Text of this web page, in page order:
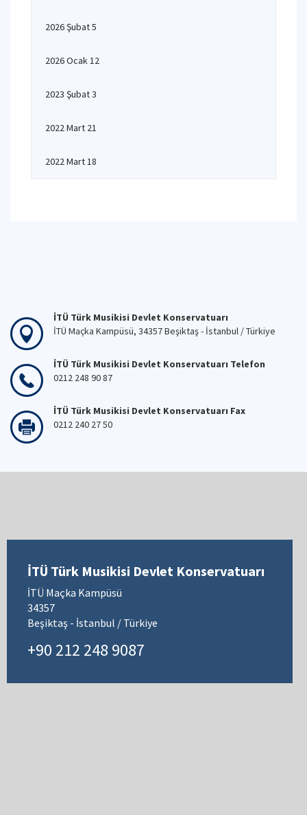
2026 Şubat 5
2026 Ocak 12
2023 Şubat 3
2022 Mart 21
2022 Mart 18
İTÜ Türk Musikisi Devlet Konservatuarı
İTÜ Maçka Kampüsü, 34357 Beşiktaş - İstanbul / Türkiye
İTÜ Türk Musikisi Devlet Konservatuarı Telefon
0212 248 90 87
İTÜ Türk Musikisi Devlet Konservatuarı Fax
0212 240 27 50
İTÜ Türk Musikisi Devlet Konservatuarı
İTÜ Maçka Kampüsü
34357
Beşiktaş - İstanbul / Türkiye
+90 212 248 9087